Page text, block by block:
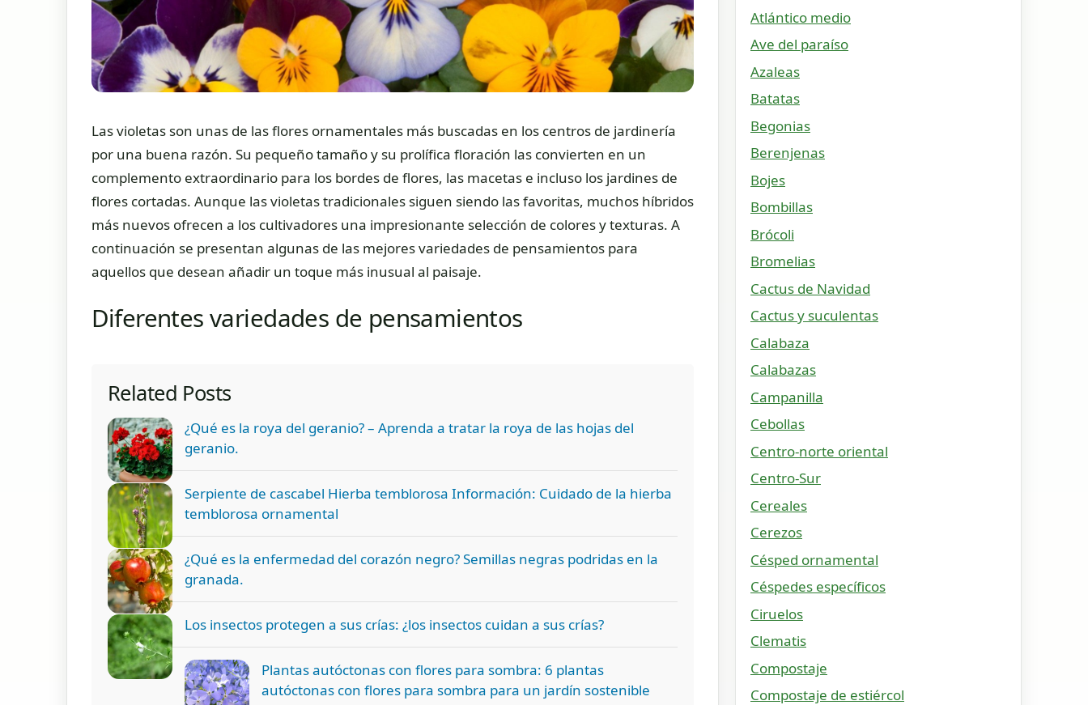
Las violetas son unas de las flores ornamentales más buscadas en los centros de jardinería
por una buena razón. Su pequeño tamaño y su prolífica floración las convierten en un
complemento extraordinario para los bordes de flores, las macetas e incluso los jardines de
flores cortadas. Aunque las violetas tradicionales siguen siendo las favoritas, muchos híbridos
más nuevos ofrecen a los cultivadores una impresionante selección de colores y texturas. A
continuación se presentan algunas de las mejores variedades de pensamientos para
aquellos que desean añadir un toque más inusual al paisaje.
Diferentes variedades de pensamientos
Related Posts
¿Qué es la roya del geranio? – Aprenda a tratar la roya de las hojas del
geranio.
Serpiente de cascabel Hierba temblorosa Información: Cuidado de la hierba
temblorosa ornamental
¿Qué es la enfermedad del corazón negro? Semillas negras podridas en la
granada.
Los insectos protegen a sus crías: ¿los insectos cuidan a sus crías?
Plantas autóctonas con flores para sombra: 6 plantas
autóctonas con flores para sombra para un jardín sostenible
Atlántico medio
Ave del paraíso
Azaleas
Batatas
Begonias
Berenjenas
Bojes
Bombillas
Brócoli
Bromelias
Cactus de Navidad
Cactus y suculentas
Calabaza
Calabazas
Campanilla
Cebollas
Centro-norte oriental
Centro-Sur
Cereales
Cerezos
Césped ornamental
Céspedes específicos
Ciruelos
Clematis
Compostaje
Compostaje de estiércol